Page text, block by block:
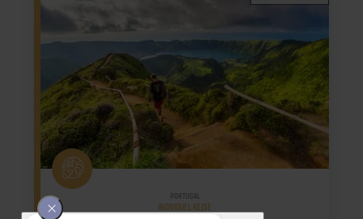
PORTUGAL
INDIVIDUEL REJSE